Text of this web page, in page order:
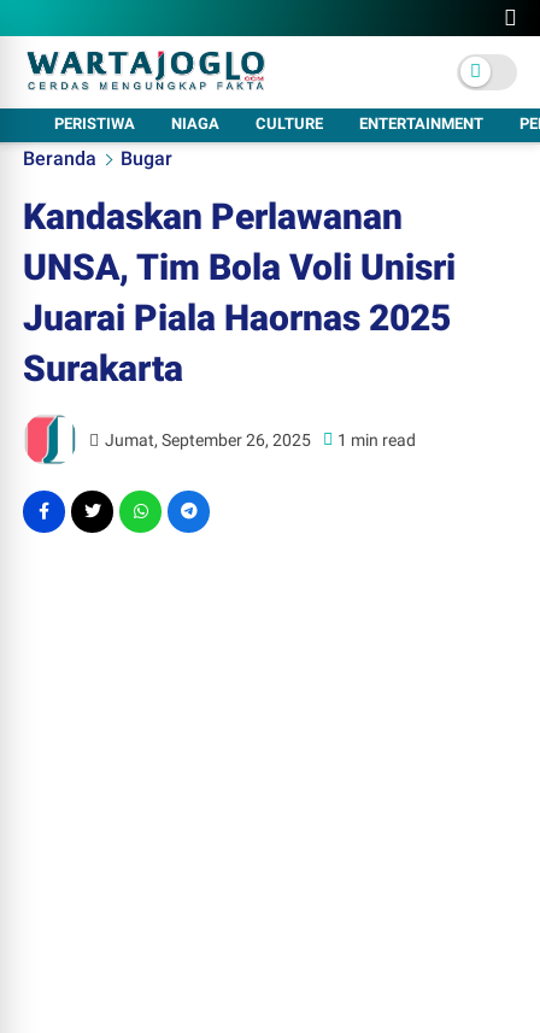
PERISTIWA NIAGA CULTURE ENTERTAINMENT
Beranda Bugar
Kandaskan Perlawanan
UNSA, Tim Bola Voli Unisri
Juarai Piala Haornas 2025
Surakarta
Jumat, September 26, 2025 1 min read